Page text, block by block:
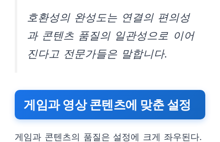
호환성의 완성도는 연결의 편의성
과 콘텐츠 품질의 일관성으로 이어
진다고 전문가들은 말합니다.
게임과 영상 콘텐츠에 맞춘 설정
게임과 콘텐츠의 품질은 설정에 크게 좌우된다.